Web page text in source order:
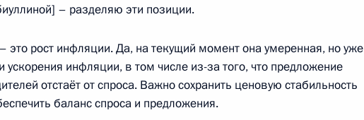
минимальный размер оплаты труда
– разделяю эти позиции.
это рост инфляции. Да, на текущий момент она умеренная, но уже
ускорения инфляции, в том числе из-за того, что предложение
отстаёт от спроса. Важно сохранить ценовую стабильность
баланс спроса и предложения.